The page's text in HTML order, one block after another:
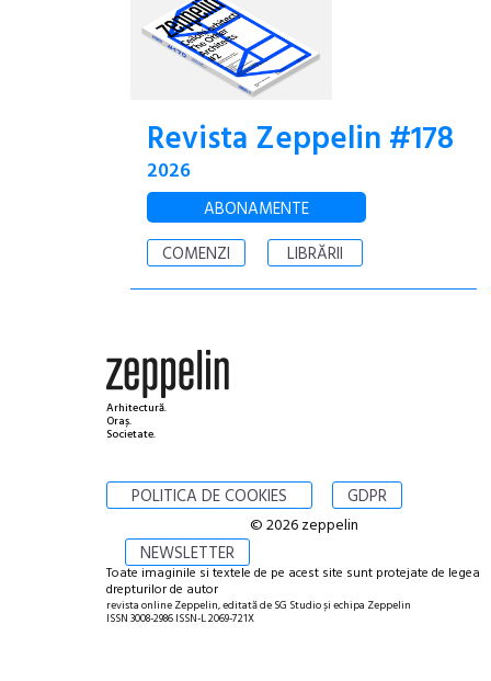
Revista Zeppelin #178
2026
ABONAMENTE
COMENZI
LIBRĂRII
Arhitectură.
Oraș.
Societate.
POLITICA DE COOKIES GDPR
NEWSLETTER
© 2026 zeppelin
Toate imaginile si textele de pe acest site sunt protejate de legea
drepturilor de autor
revista online Zeppelin, editată de SG Studio și echipa Zeppelin
ISSN 3008-2986 ISSN-L 2069-721X